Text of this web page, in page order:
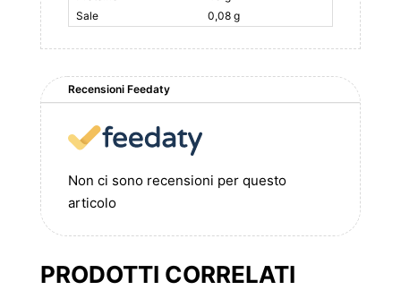
Sale
0,08 g
Recensioni Feedaty
Non ci sono recensioni per questo
articolo
PRODOTTI CORRELATI